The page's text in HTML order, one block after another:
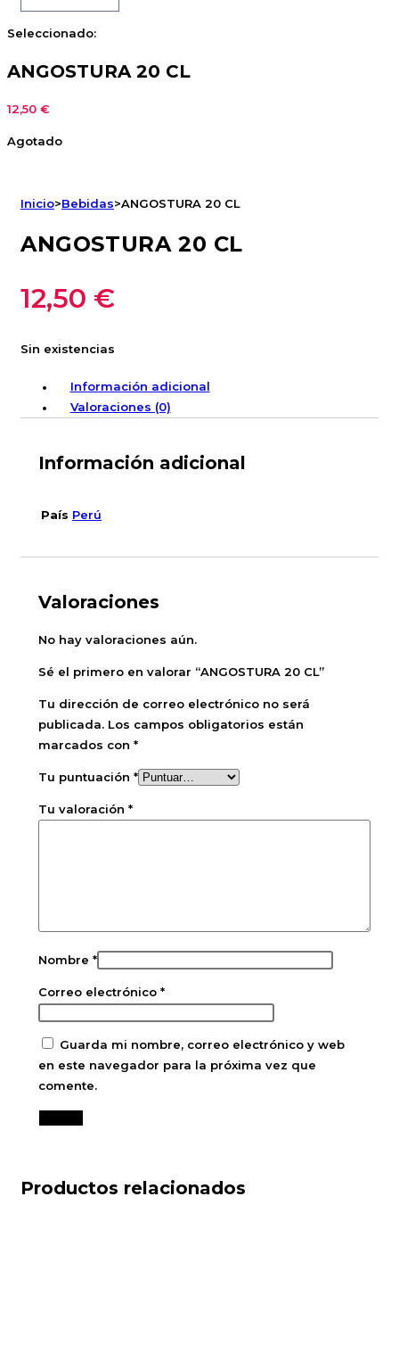
Seleccionado:
ANGOSTURA 20 CL
12,50 €
Agotado
Inicio>Bebidas>ANGOSTURA 20 CL
ANGOSTURA 20 CL
12,50 €
Sin existencias
Información adicional
Valoraciones (0)
Información adicional
País Perú
Valoraciones
No hay valoraciones aún.
Sé el primero en valorar “ANGOSTURA 20 CL”
Tu dirección de correo electrónico no será
publicada. Los campos obligatorios están
marcados con *
Tu puntuación *
Tu valoración *
Nombre *
Correo electrónico *
Guarda mi nombre, correo electrónico y web
en este navegador para la próxima vez que
comente.
Productos relacionados